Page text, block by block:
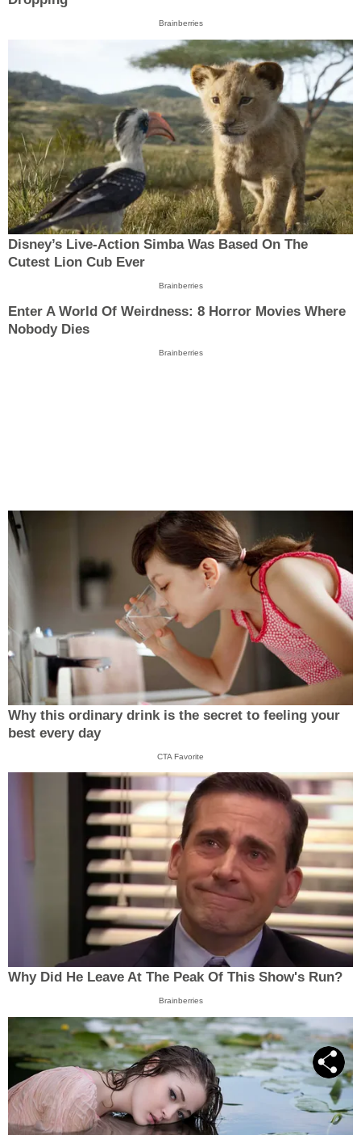
Brainberries
Disney’s Live-Action Simba Was Based On The
Cutest Lion Cub Ever
Brainberries
Enter A World Of Weirdness: 8 Horror Movies Where
Nobody Dies
Brainberries
Why this ordinary drink is the secret to feeling your
best every day
CTA Favorite
Why Did He Leave At The Peak Of This Show's Run?
Brainberries